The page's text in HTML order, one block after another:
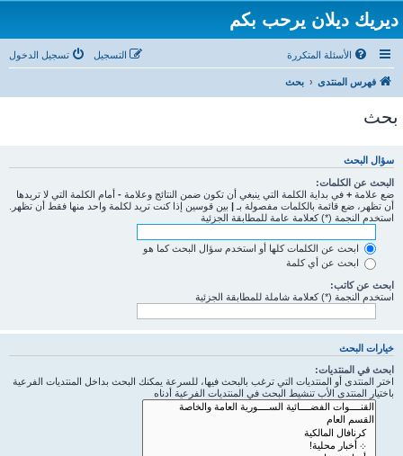
ديريك ديلان يرحب بكم
الأسئلة المتكررة تسجيل الدخول التسجيل
فهرس المنتدى بحث
بحث
سؤال البحث
البحث عن الكلمات:
ضع علامة + في بداية الكلمة التي ينبغي أن تكون ضمن النتائج وعلامة - أمام الكلمة التي لا تريدها
أن تظهر، ضع قائمة بالكلمات مفصولة بـ | بين قوسين إذا كنت تريد لكلمة واحد منها فقط أن تظهر.
استخدم النجمة (*) كعلامة عامة للمطابقة الجزئية
ابحث عن الكلمات كلها أو استخدم سؤال البحث كما هو
ابحث عن أي كلمة
ابحث عن كاتب:
استخدم النجمة (*) كعلامة شاملة للمطابقة الجزئية
خيارات البحث
ابحث في المنتديات:
اختر المنتدى أو المنتديات التي ترغب بالبحث فيها، للسرعة يمكنك البحث بداخل المنتديات الفرعية
باختيار المنتدى الأب تنشيط البحث في المنتديات الفرعية أدناه